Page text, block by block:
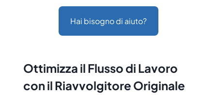
Hai bisogno di aiuto?
Ottimizza il Flusso di Lavoro
con il Riavvolgitore Originale